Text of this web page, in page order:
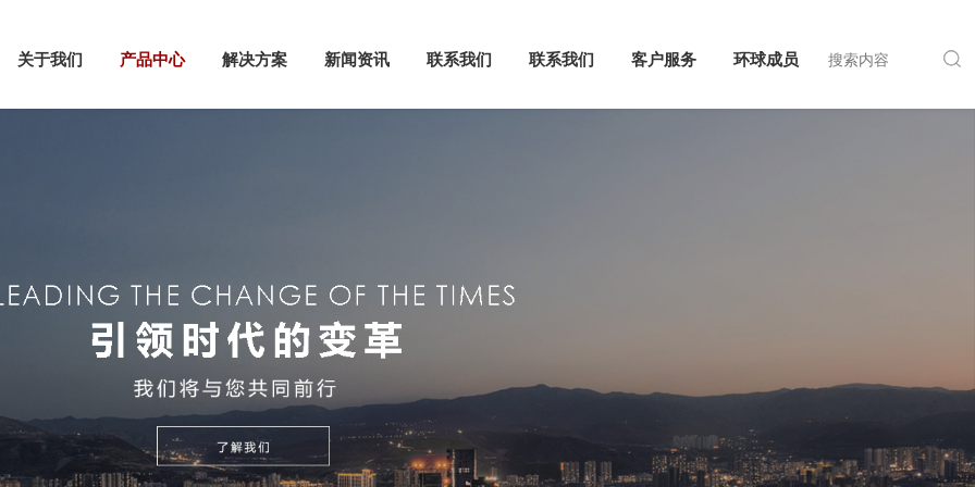
关于我们 产品中心 解决方案 新闻资讯 联系我们 联系我们 客户服务 环球成员